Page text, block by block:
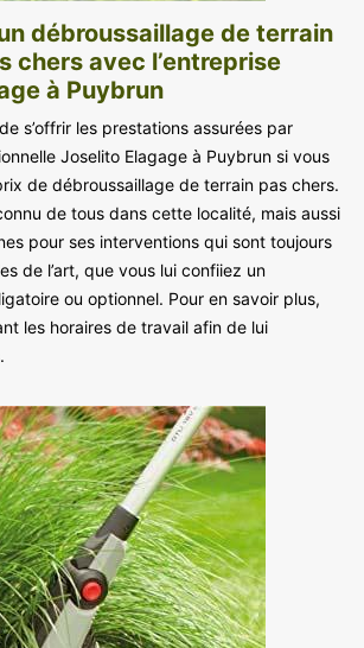
débroussaillage de terrain
chers avec l’entreprise
à Puybrun
s’offrir les prestations assurées par
Joselito Elagage à Puybrun si vous
de débroussaillage de terrain pas chers.
de tous dans cette localité, mais aussi
pour ses interventions qui sont toujours
de l’art, que vous lui confiiez un
ou optionnel. Pour en savoir plus,
les horaires de travail afin de lui